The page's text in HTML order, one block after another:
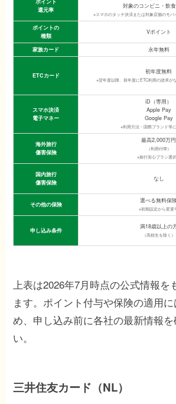
ポイント
還元率
対象のコンビニ・飲
※スマホのタッチ決済または対象店舗のモバ
ポイントの
種類
Vポイント
家族カード 永年無料
ETCカード
初年度無料
※翌年度以降、前年度にETC利用の請求が
スマホ決済
電子マネー
iD（専用）
Apple Pay
Google Pay
※利用方法・国際ブランド等
海外旅行
傷害保険
最高2,000万円
（利用付帯）
※旅行安心プラン選
国内旅行
傷害保険
なし
その他の保険
選べる無料保
※初期設定から変更
申し込み条件
満18歳以上の
（高校生を除く）
上表は2026年7月時点の公式情報を
ます。ポイント付与や保険の適用
め、申し込み前に各社の最新情報
い。
三井住友カード（NL）